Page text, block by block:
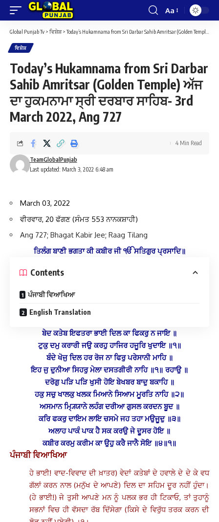
Font
Resizer
Aa
Global Punjab Tv > ਵਿਸ਼ੇਸ਼>Today’s Hukamnama from Sri Darbar Sahib Amritsar (Golden Temple) ਅੱਜ ਦਾ ਹੁਕਮਨਾਮਾ ਸ੍ਰੀ ਦਰਬਾਰ ਸਾਹਿਬ- 3rd March 2022, Ang 727
ਵਿਸ਼ੇਸ਼
Today’s Hukamnama from Sri Darbar
Sahib Amritsar (Golden Temple) ਅੱਜ
ਦਾ ਹੁਕਮਨਾਮਾ ਸ੍ਰੀ ਦਰਬਾਰ ਸਾਹਿਬ- 3rd
March 2022, Ang 727
Last updated: March 3, 2022 6:48 am
TeamGlobalPunjab
4 Min Read
March 03, 2022
ਵੀਰਵਾਰ, 20 ਫੱਗਣ (ਸੰਮਤ 553 ਨਾਨਕਸ਼ਾਹੀ)
Ang 727; Bhagat Kabir Jee; Raag Tilang
ਤਿਲੰਗ ਬਾਣੀ ਭਗਤਾ ਕੀ ਕਬੀਰ ਜੀ ੴ ਸਤਿਗੁਰ ਪ੍ਰਸਾਦਿ॥
Contents
ਪੰਜਾਬੀ ਵਿਆਖਿਆ
English Translation
ਬੇਦ ਕਤੇਬ ਇਫਤਰਾ ਭਾਈ ਦਿਲ ਕਾ ਫਿਕਰੁ ਨ ਜਾਇ ॥
ਟੁਕੁ ਦਮੁ ਕਰਾਰੀ ਜਉ ਕਰਹੁ ਹਾਜਿਰ ਹਜੂਰਿ ਖੁਦਾਇ ॥੧॥
ਬੰਦੇ ਖੋਜੁ ਦਿਲ ਹਰ ਰੋਜ ਨਾ ਫਿਰੁ ਪਰੇਸਾਨੀ ਮਾਹਿ ॥
ਇਹ ਜੁ ਦੁਨੀਆ ਸਿਹਰੁ ਮੇਲਾ ਦਸਤਗੀਰੀ ਨਾਹਿ ॥੧॥ ਰਹਾਉ ॥
ਦਰੋਗੁ ਪੜਿ ਪੜਿ ਖੁਸੀ ਹੋਇ ਬੇਖਬਰ ਬਾਦੁ ਬਕਾਹਿ ॥
ਹਕੁ ਸਚੁ ਖਾਲਕੁ ਖਲਕ ਮਿਆਨੇ ਸਿਆਮ ਮੂਰਤਿ ਨਾਹਿ ॥੨॥
ਅਸਮਾਨ ‍ਮ੍ਯ੍ਯਿਾਨੇ ਲਹੰਗ ਦਰੀਆ ਗੁਸਲ ਕਰਦਨ ਬੂਦ ॥
ਕਰਿ ਫਕਰੁ ਦਾਇਮ ਲਾਇ ਚਸਮੇ ਜਹ ਤਹਾ ਮਉਜੂਦੁ ॥੩॥
ਅਲਾਹ ਪਾਕੰ ਪਾਕ ਹੈ ਸਕ ਕਰਉ ਜੇ ਦੂਸਰ ਹੋਇ ॥
ਕਬੀਰ ਕਰਮੁ ਕਰੀਮ ਕਾ ਉਹੁ ਕਰੈ ਜਾਨੈ ਸੋਇ ॥੪॥੧॥
ਪੰਜਾਬੀ ਵਿਆਖਿਆ
ਹੇ ਭਾਈ! ਵਾਦ-ਵਿਵਾਦ ਦੀ ਖ਼ਾਤਰ) ਵੇਦਾਂ ਕਤੇਬਾਂ ਦੇ ਹਵਾਲੇ ਦੇ ਦੇ ਕੇ ਵਧ
ਗੱਲਾਂ ਕਰਨ ਨਾਲ (ਮਨੁੱਖ ਦੇ ਆਪਣੇ) ਦਿਲ ਦਾ ਸਹਿਮ ਦੂਰ ਨਹੀਂ ਹੁੰਦਾ।
(ਹੇ ਭਾਈ!) ਜੇ ਤੁਸੀ ਆਪਣੇ ਮਨ ਨੂੰ ਪਲਕ ਭਰ ਹੀ ਟਿਕਾਓ, ਤਾਂ ਤੁਹਾਨੂੰ
ਸਭਨਾਂ ਵਿਚ ਹੀ ਵੱਸਦਾ ਰੱਬ ਦਿੱਸੇਗਾ (ਕਿਸੇ ਦੇ ਵਿਰੁੱਧ ਤਰਕ ਕਰਨ ਦੀ